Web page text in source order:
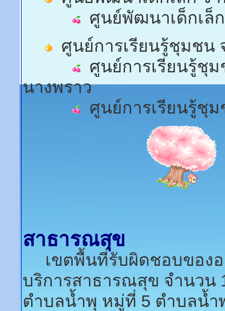
ศูนย์พัฒนาเด็กเล็
ศูนย์การเรียนรู้ชุมชน
ศูนย์การเรียนรู้ชุ
นางพราว
ศูนย์การเรียนรู้ชุ
สาธารณสุข
เขตพื้นที่รับผิดชอบของอ
บริการสาธารณสุข จำนวน
ตำบลน้ำพุ หมู่ที่ 5 ตำบลน้ำ